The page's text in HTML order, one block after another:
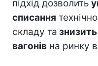
підхід дозволить
списання
складу та
вагонів на ринку